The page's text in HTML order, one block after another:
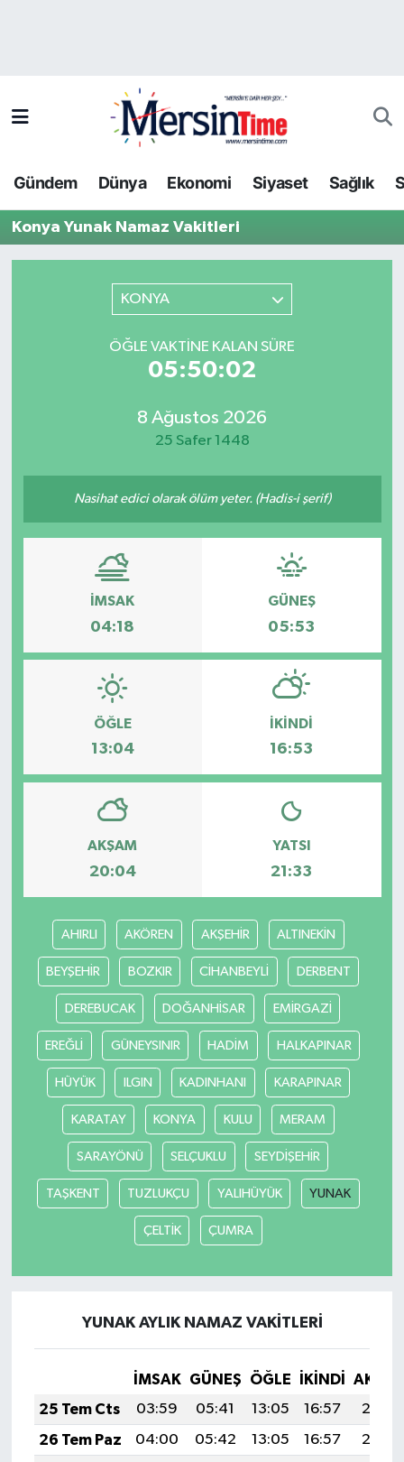
Gündem Dünya Ekonomi Siyaset Sağlık
Konya Yunak Namaz Vakitleri
KONYA
ÖĞLE VAKTINE KALAN SÜRE
05:50:02
8 Ağustos 2026
25 Safer 1448
Nasihat edici olarak ölüm yeter. (Hadis-i şerif)
İMSAK
04:18
GÜNEŞ
05:53
ÖĞLE
13:04
İKINDI
16:53
AKŞAM
20:04
YATSI
21:33
AHIRLI AKÖREN AKŞEHİR ALTINEKİN
BEYŞEHİR BOZKIR CİHANBEYLİ DERBENT
DEREBUCAK DOĞANHİSAR EMİRGAZİ
EREĞLİ GÜNEYSINIR HADİM HALKAPINAR
HÜYÜK ILGIN KADINHANI KARAPINAR
KARATAY KONYA KULU MERAM
SARAYÖNÜ SELÇUKLU SEYDİŞEHİR
TAŞKENT TUZLUKÇU YALIHÜYÜK YUNAK
ÇELTİK ÇUMRA
YUNAK AYLIK NAMAZ VAKITLERI
İMSAK GÜNEŞ ÖĞLE İKINDI
25 Tem Cts
03:59 05:41 13:05 16:57
20:18
26 Tem Paz
04:00 05:42 13:05 16:57
20:18
Bilim-Teknoloji
Dünya
Gündem
Yaşam
Trafik Durumu
Tüm Manşetler
Haber Arşivi